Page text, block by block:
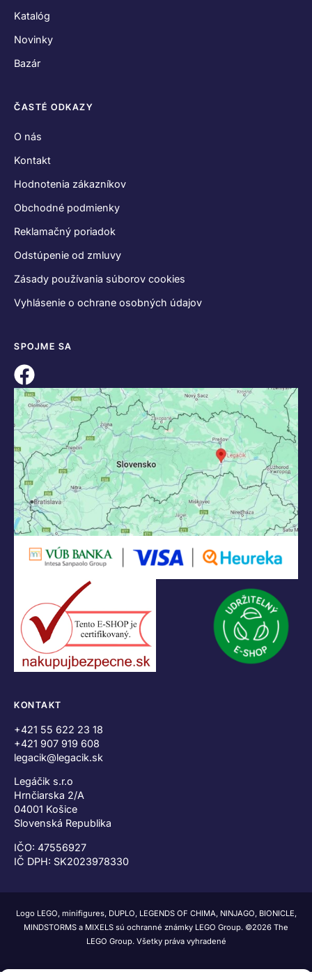
Katalóg
Novinky
Bazár
ČASTÉ ODKAZY
O nás
Kontakt
Hodnotenia zákazníkov
Obchodné podmienky
Reklamačný poriadok
Odstúpenie od zmluvy
Zásady používania súborov cookies
Vyhlásenie o ochrane osobných údajov
SPOJME SA
KONTAKT
+421 55 622 23 18
+421 907 919 608
legacik@legacik.sk
Legáčik s.r.o
Hrnčiarska 2/A
04001 Košice
Slovenská Republika
IČO: 47556927
IČ DPH: SK2023978330
Logo LEGO, minifigures, DUPLO, LEGENDS OF CHIMA, NINJAGO, BIONICLE,
MINDSTORMS a MIXELS sú ochranné známky LEGO Group. ©2026 The
LEGO Group. Všetky práva vyhradené